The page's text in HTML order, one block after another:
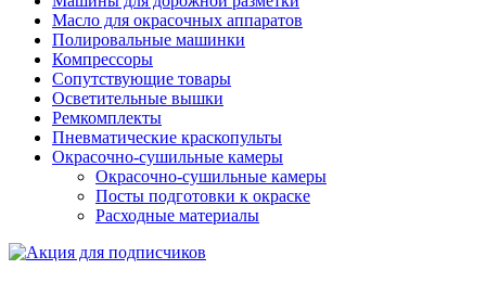
Масло для окрасочных аппаратов
Полировальные машинки
Компрессоры
Сопутствующие товары
Осветительные вышки
Ремкомплекты
Пневматические краскопульты
Окрасочно-сушильные камеры
Окрасочно-сушильные камеры
Посты подготовки к окраске
Расходные материалы